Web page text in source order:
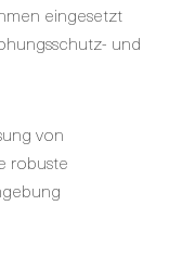
eingesetzt
und
von
robuste